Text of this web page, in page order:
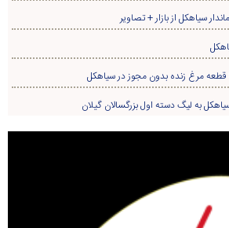
سیاهکل از بازار + تصاویر
به لیگ دسته اول بزرگسالان گیلان